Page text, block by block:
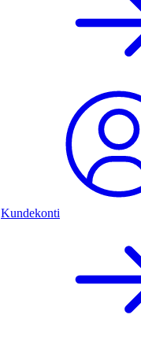
Kundekonti